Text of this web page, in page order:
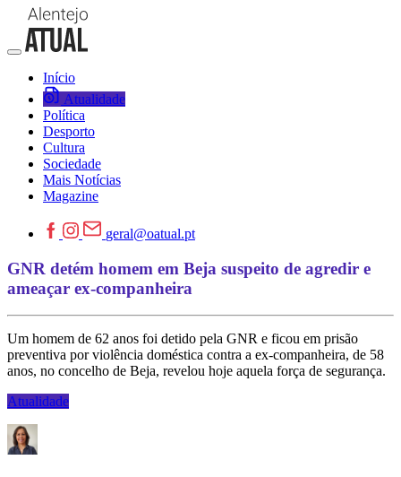
Início
Atualidade
Política
Desporto
Cultura
Sociedade
Mais Notícias
Magazine
geral@oatual.pt
GNR detém homem em Beja suspeito de agredir e
ameaçar ex-companheira
Um homem de 62 anos foi detido pela GNR e ficou em prisão
preventiva por violência doméstica contra a ex-companheira, de 58
anos, no concelho de Beja, revelou hoje aquela força de segurança.
Atualidade